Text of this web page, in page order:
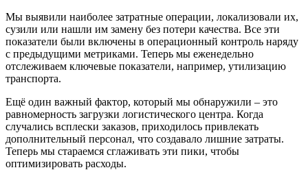
Мы выявили наиболее затратные операции, локализовали их,
сузили или нашли им замену без потери качества. Все эти
показатели были включены в операционный контроль наряду
с предыдущими метриками. Теперь мы еженедельно
отслеживаем ключевые показатели, например, утилизацию
транспорта.
Ещё один важный фактор, который мы обнаружили – это
равномерность загрузки логистического центра. Когда
случались всплески заказов, приходилось привлекать
дополнительный персонал, что создавало лишние затраты.
Теперь мы стараемся сглаживать эти пики, чтобы
оптимизировать расходы.